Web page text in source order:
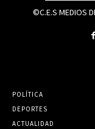
©C.E.S MEDIOS
POLÍTICA
DEPORTES
ACTUALIDAD